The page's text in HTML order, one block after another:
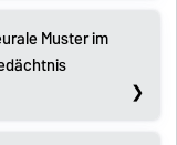
Muster im